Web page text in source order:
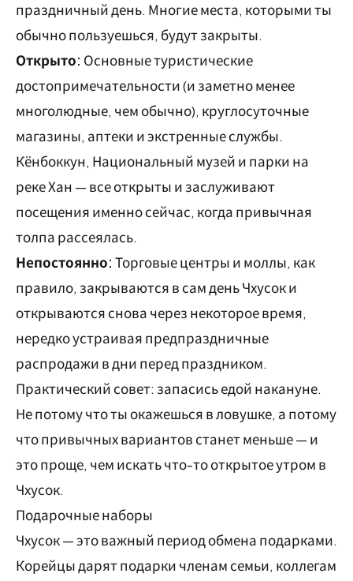
праздничный день. Многие места, которыми ты
обычно пользуешься, будут закрыты.
Открыто: Основные туристические
достопримечательности (и заметно менее
многолюдные, чем обычно), круглосуточные
магазины, аптеки и экстренные службы.
Кёнбоккун, Национальный музей и парки на
реке Хан — все открыты и заслуживают
посещения именно сейчас, когда привычная
толпа рассеялась.
Непостоянно: Торговые центры и моллы, как
правило, закрываются в сам день Чхусок и
открываются снова через некоторое время,
нередко устраивая предпраздничные
распродажи в дни перед праздником.
Практический совет: запасись едой накануне.
Не потому что ты окажешься в ловушке, а потому
что привычных вариантов станет меньше — и
это проще, чем искать что-то открытое утром в
Чхусок.
Подарочные наборы
Чхусок — это важный период обмена подарками.
Корейцы дарят подарки членам семьи, коллегам